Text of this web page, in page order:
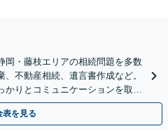
岡・藤枝エリアの相続問題を多数
不動産相続、遺言書作成など。
かりとコミュニケーションを取り
相談可】
表を見る